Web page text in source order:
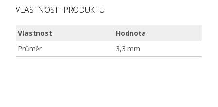
VLASTNOSTI PRODUKTU
Vlastnost
Hodnota
Průměr
3,3 mm